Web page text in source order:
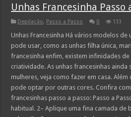
Unhas Francesinha Passo
Depilação, Passo a Passo 0 133
Unhas Francesinha Há vários modelos
pode usar, como as unhas filha única,
francesinha enfim, existem infinidades
criatividade. As unhas francesinhas ainda
mulheres, veja como fazer em casa.
pode optar por outras cores. Confira
francesinhas passo a passo: Passo a
habitual. 2– Aplique uma fina camada de